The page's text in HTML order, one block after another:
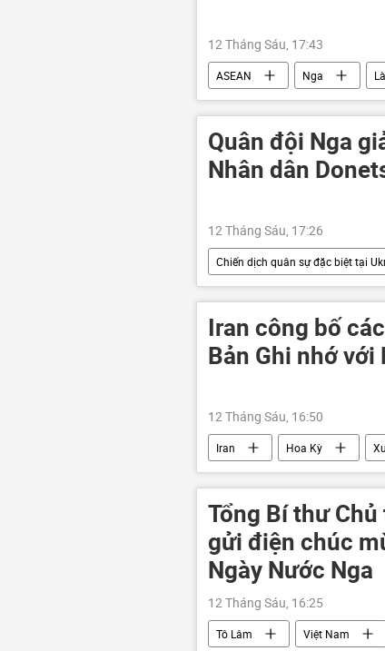
12 Tháng Sáu, 17:43
ASEAN Nga
Kazan
Hội nghị thượng
Quân đội Nga
Nhân dân
12 Tháng Sáu, 17:26
Chiến dịch quân sự đặc biệt tại
Quân đội Ukraina
xung
Donbass
Iran công bố
Bản Ghi nhớ với
12 Tháng Sáu, 16:50
Iran Hoa Kỳ
eo biển Hormuz
usd
Tổng Bí thư
gửi điện chúc
Ngày Nước Nga
12 Tháng Sáu, 16:25
Tô Lâm Việt Nam